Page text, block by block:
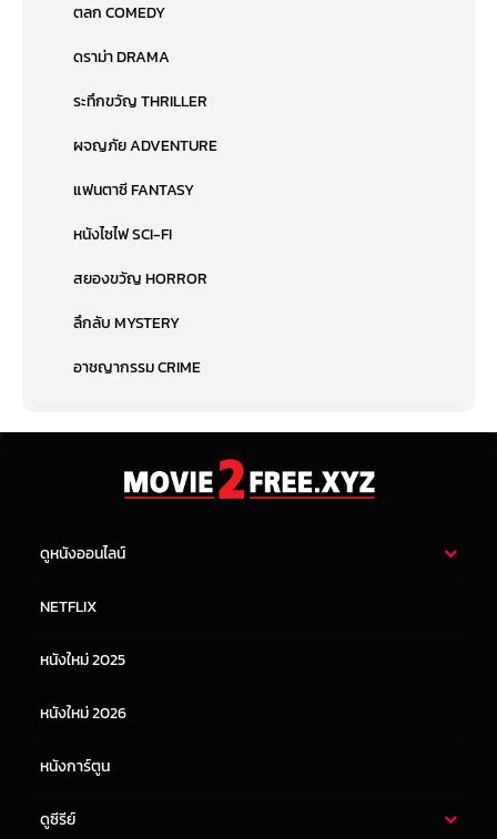
ตลก COMEDY
ดราม่า DRAMA
ระทึกขวัญ THRILLER
ผจญภัย ADVENTURE
แฟนตาซี FANTASY
หนังไซไฟ SCI-FI
สยองขวัญ HORROR
ลึกลับ MYSTERY
อาชญากรรม CRIME
ดูหนังออนไลน์
หนังจีน
NETFLIX
หนังใหม่ 2025
หนังใหม่ 2026
หนังการ์ตูน
ดูซีรีย์